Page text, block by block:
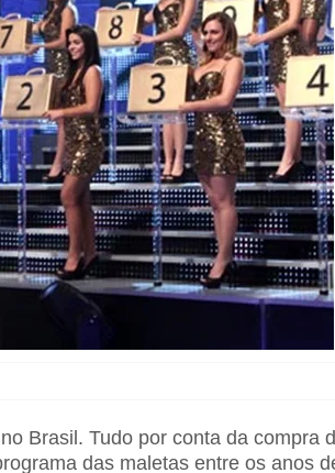
Brasil. Tudo por conta da compra
das maletas entre os anos